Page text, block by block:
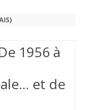
1956 à
et de